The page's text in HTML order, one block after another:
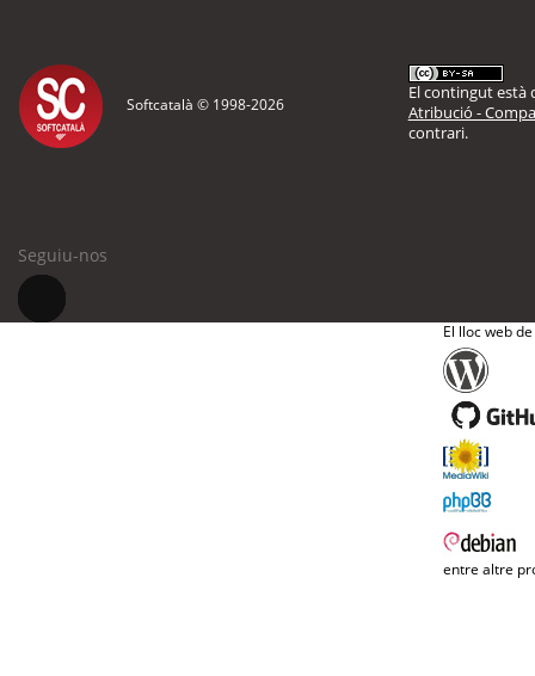
Softcatalà © 1998-2026
El contingut està
Atribució -
contrari.
Seguiu-nos
El lloc web
entre altre